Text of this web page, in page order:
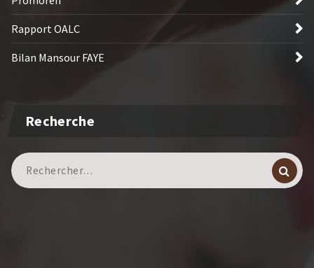
Rapport OALC
Bilan Mansour FAYE
Recherche
Recherche
pour :